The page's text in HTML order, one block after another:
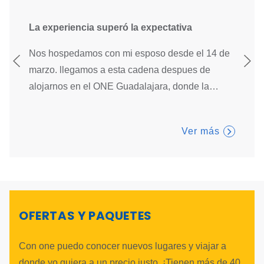
La experiencia superó la expectativa
Nos hospedamos con mi esposo desde el 14 de
marzo. llegamos a esta cadena despues de
alojarnos en el ONE Guadalajara, donde la…
bien
Ver más
OFERTAS Y PAQUETES
Con one puedo conocer nuevos lugares y viajar a